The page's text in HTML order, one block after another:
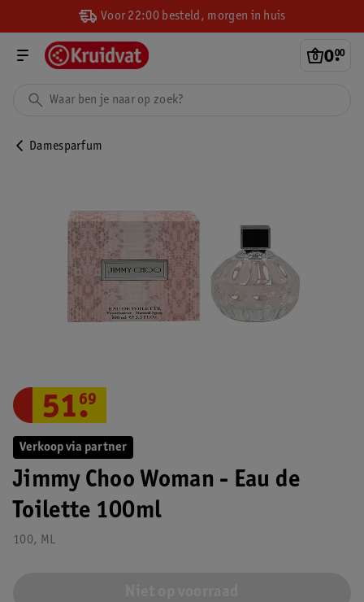
Voor 22:00 besteld, morgen in huis
0.
00
Damesparfum
Verkoop via partner
Jimmy Choo Woman - Eau de
Toilette 100ml
100, ML
51.
69